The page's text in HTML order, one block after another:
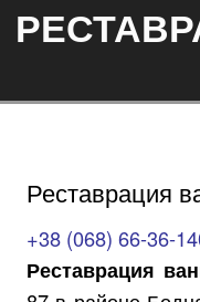
Реставрация
+38 (068) 66-36-
Реставрация